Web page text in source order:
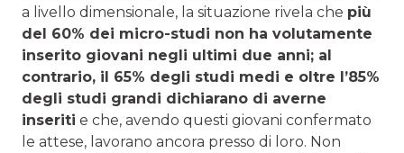
a livello dimensionale, la situazione rivela che più
del 60% dei micro-studi non ha volutamente
inserito giovani negli ultimi due anni; al
contrario, il 65% degli studi medi e oltre l’85%
degli studi grandi dichiarano di averne
inseriti e che, avendo questi giovani confermato
le attese, lavorano ancora presso di loro. Non